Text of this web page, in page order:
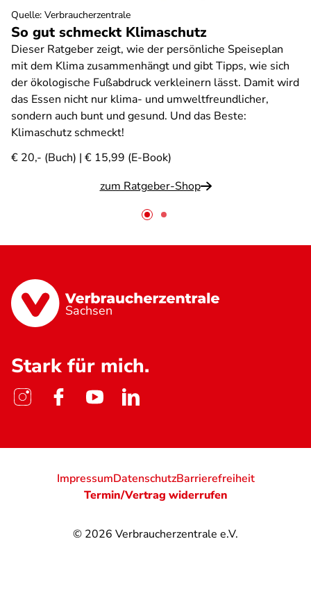
So gut schmeckt Klimaschutz
Dieser Ratgeber zeigt, wie der persönliche Speiseplan
mit dem Klima zusammenhängt und gibt Tipps, wie sich
der ökologische Fußabdruck verkleinern lässt. Damit wird
das Essen nicht nur klima- und umweltfreundlicher,
sondern auch bunt und gesund. Und das Beste:
Klimaschutz schmeckt!
€ 20,- (Buch) | € 15,99 (E-Book)
zum Ratgeber-Shop
Quelle: Verbraucherzentrale
Sachsen
Stark für mich.
© 2026 Verbraucherzentrale e.V.
ImpressumDatenschutzBarrierefreiheit
Termin/Vertrag widerrufen